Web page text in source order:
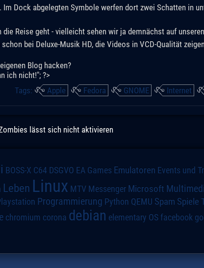
Im Dock abgelegten Symbole werfen dort zwei Schatten in
Reise geht - vielleicht sehen wir ja demnächst auf
bei Deluxe-Musik HD, die Videos in VCD-Qualität
Blog hacken?
ich nicht!"; ?>
Tags:
Apple Fedora GNOME Internet
lässt sich nicht aktivieren
BOSS-X C64 DSGVO EA Games Emulatoren Events und
Leben Linux MTV Messenger Microsoft
Programmierung Python QEMU Spam Spiele
chromium corona debian elementary OS facebook